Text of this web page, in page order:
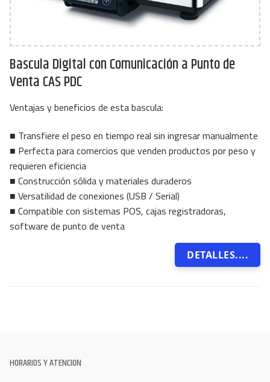
Bascula Digital con Comunicación a Punto de
Venta CAS PDC
Ventajas y beneficios de esta bascula:
■ Transfiere el peso en tiempo real sin ingresar manualmente
■ Perfecta para comercios que venden productos por peso y
requieren eficiencia
■ Construcción sólida y materiales duraderos
■ Versatilidad de conexiones (USB / Serial)
■ Compatible con sistemas POS, cajas registradoras,
software de punto de venta
DETALLES....
HORARIOS Y ATENCION